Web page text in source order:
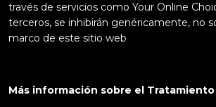
través de servicios como Your Online
terceros, se inhibirán genéricamente, no
marco de este sitio web
Más información sobre el Tratamiento